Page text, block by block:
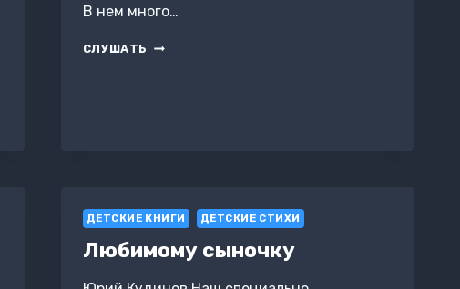
В нем много…
СЛУШАТЬ СОЛНЕЧНАЯ
ДЕТСКИЕ КНИГИ ДЕТСКИЕ СТИХИ
Любимому сыночку